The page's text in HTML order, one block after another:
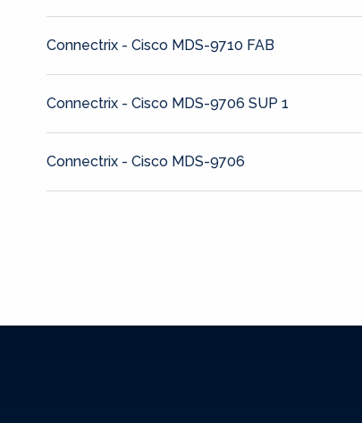
Connectrix - Cisco MDS-9710 FAB
Connectrix - Cisco MDS-9706 SUP 1
Connectrix - Cisco MDS-9706